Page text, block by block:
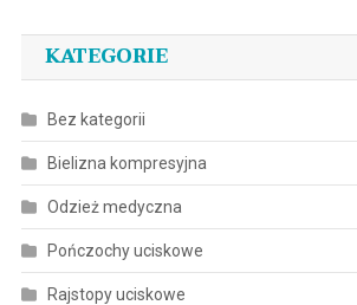
KATEGORIE
Bez kategorii
Bielizna kompresyjna
Odzież medyczna
Pończochy uciskowe
Rajstopy uciskowe